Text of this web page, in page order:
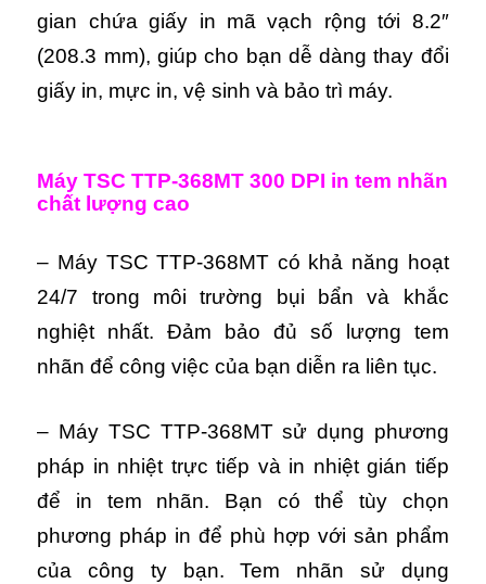
gian chứa giấy in mã vạch rộng tới 8.2″
(208.3 mm), giúp cho bạn dễ dàng thay đổi
giấy in, mực in, vệ sinh và bảo trì máy.
Máy TSC TTP-368MT 300 DPI in tem nhãn
chất lượng cao
– Máy TSC TTP-368MT có khả năng hoạt
24/7 trong môi trường bụi bẩn và khắc
nghiệt nhất. Đảm bảo đủ số lượng tem
nhãn để công việc của bạn diễn ra liên tục.
– Máy TSC TTP-368MT sử dụng phương
pháp in nhiệt trực tiếp và in nhiệt gián tiếp
để in tem nhãn. Bạn có thể tùy chọn
phương pháp in để phù hợp với sản phẩm
của công ty bạn. Tem nhãn sử dụng